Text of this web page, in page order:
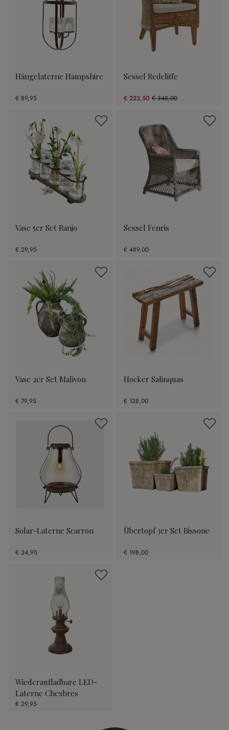
Hängelaterne Hampshire
€ 89,95
Sessel Redcliffe
€ 223,50 € 348,00
(35.78% gespart)
Vase 5er Set Ranjo
€ 29,95
Sessel Fenris
€ 489,00
Vase 2er Set Malivon
€ 79,95
Hocker Salinquas
€ 128,00
Solar-Laterne Scarron
€ 34,95
Übertopf 3er Set Bissone
€ 198,00
Wiederaufladbare LED-
Laterne Chexbres
€ 29,95